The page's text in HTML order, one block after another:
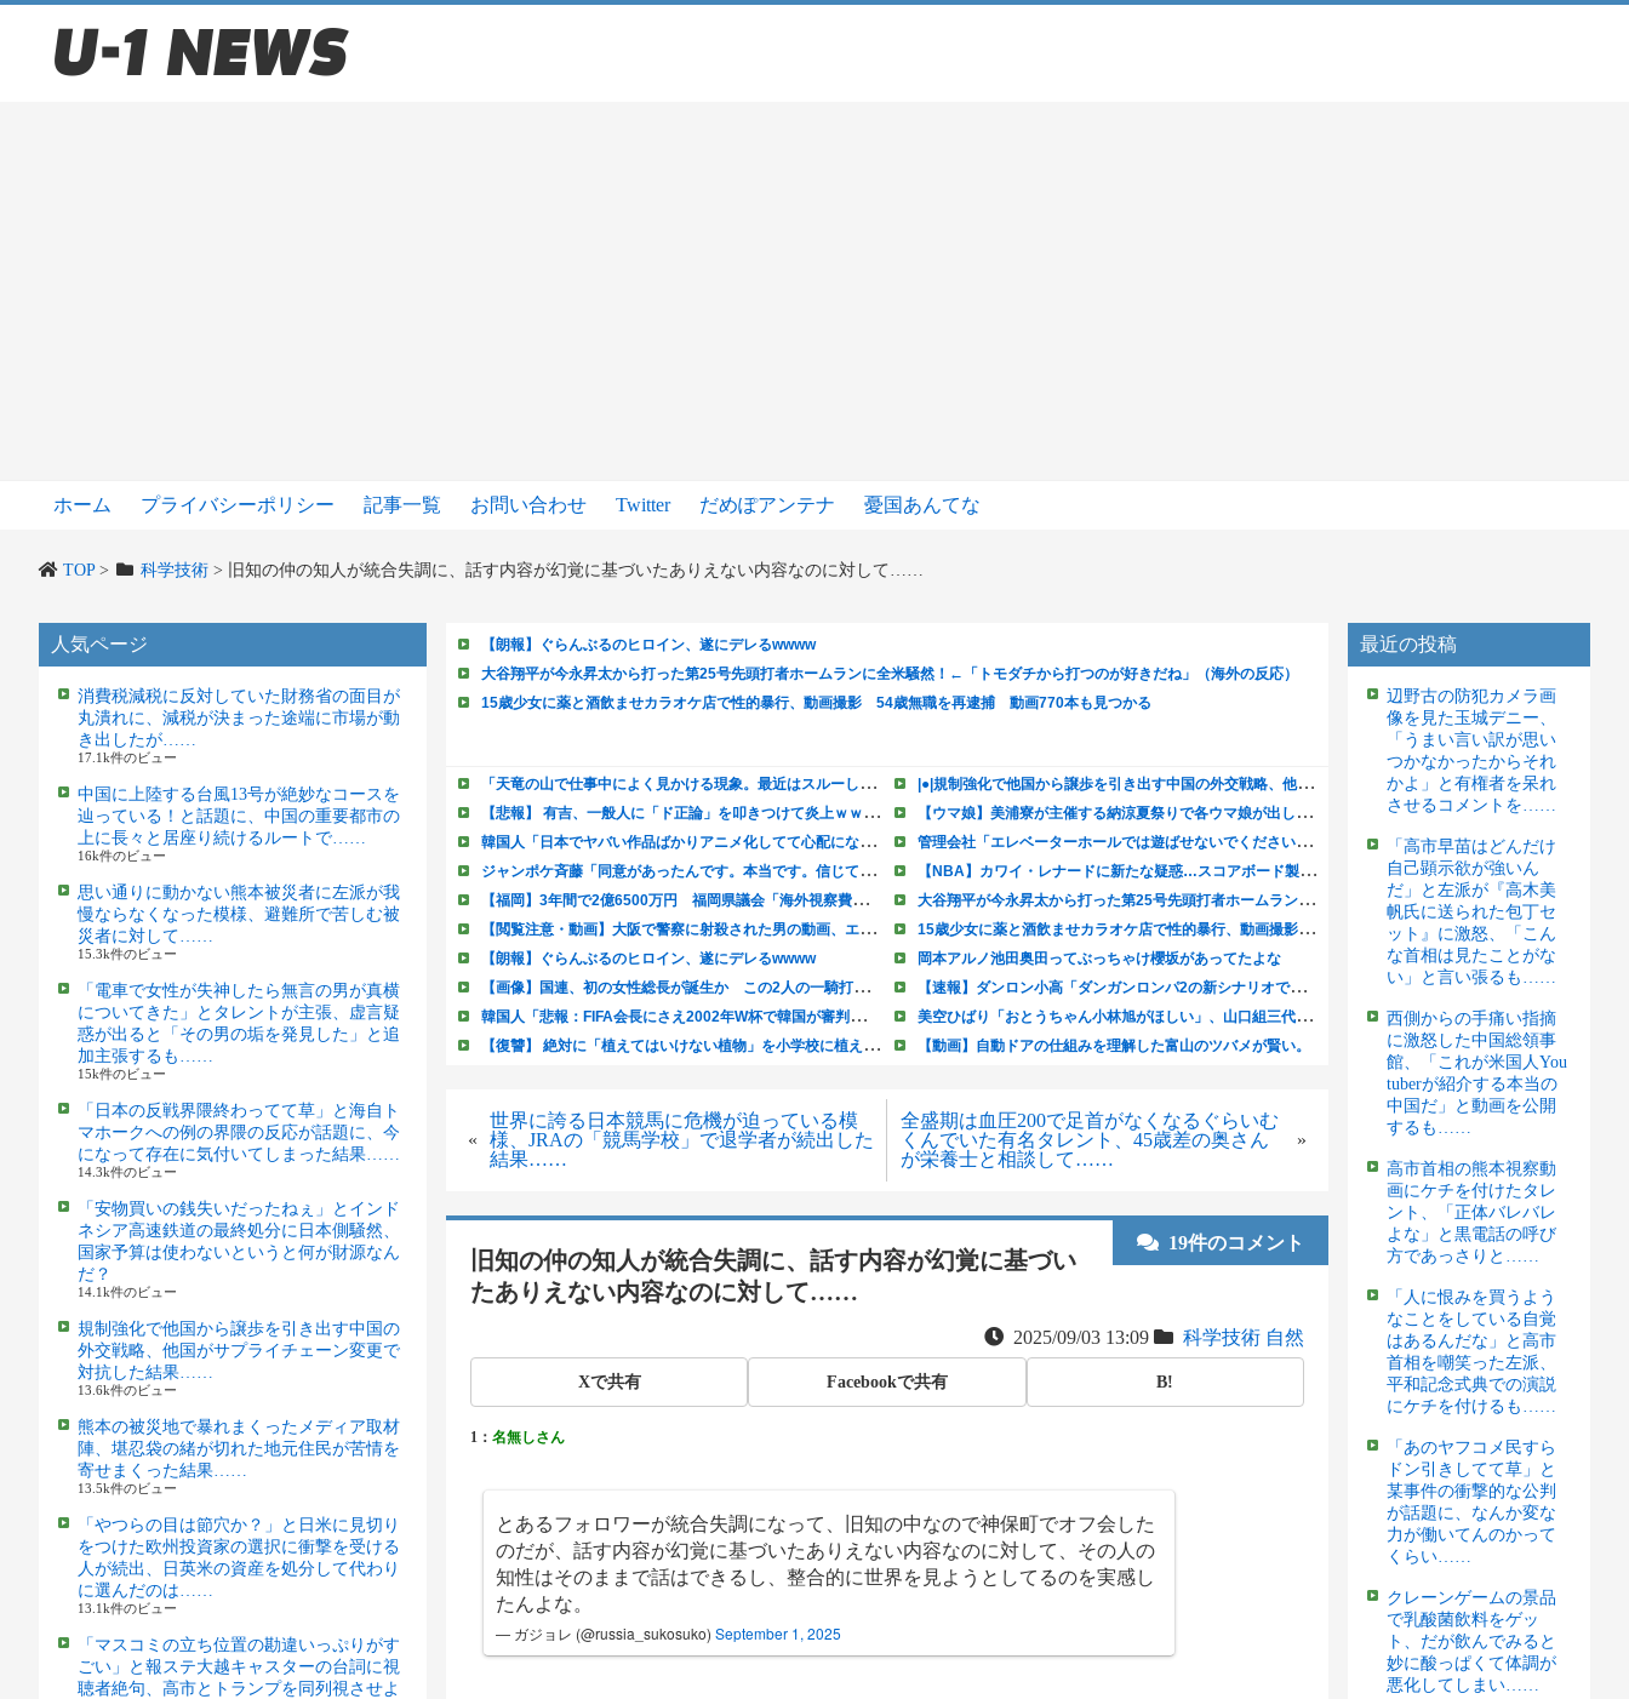
ホーム プライバシーポリシー 記事一覧 お問い合わせ Twitter だめぽアンテナ 憂国あんてな
TOP> 科学技術> 旧知の仲の知人が統合失調に、話す内容が幻覚に基づいたありえない内容なのに対して……
人気ページ
消費税減税に反対していた財務省の面目が
丸潰れに、減税が決まった途端に市場が動
き出したが……
17.1k件のビュー
中国に上陸する台風13号が絶妙なコースを
辿っている！と話題に、中国の重要都市の
上に長々と居座り続けるルートで……
16k件のビュー
思い通りに動かない熊本被災者に左派が我
慢ならなくなった模様、避難所で苦しむ被
災者に対して……
15.3k件のビュー
「電車で女性が失神したら無言の男が真横
についてきた」とタレントが主張、虚言疑
惑が出ると「その男の垢を発見した」と追
加主張するも……
15k件のビュー
「日本の反戦界隈終わってて草」と海自ト
マホークへの例の界隈の反応が話題に、今
になって存在に気付いてしまった結果……
14.3k件のビュー
「安物買いの銭失いだったねぇ」とインド
ネシア高速鉄道の最終処分に日本側騒然、
国家予算は使わないというと何が財源なん
だ？
14.1k件のビュー
規制強化で他国から譲歩を引き出す中国の
外交戦略、他国がサプライチェーン変更で
対抗した結果……
13.6k件のビュー
熊本の被災地で暴れまくったメディア取材
陣、堪忍袋の緒が切れた地元住民が苦情を
寄せまくった結果……
13.5k件のビュー
「やつらの目は節穴か？」と日米に見切り
をつけた欧州投資家の選択に衝撃を受ける
人が続出、日英米の資産を処分して代わり
に選んだのは……
13.1k件のビュー
「マスコミの立ち位置の勘違いっぷりがす
ごい」と報ステ大越キャスターの台詞に視
聴者絶句、高市とトランプを同列視させよ
«
世界に誇る日本競馬に危機が迫っている模
様、JRAの「競馬学校」で退学者が続出した
結果……
全盛期は血圧200で足首がなくなるぐらいむ
くんでいた有名タレント、45歳差の奥さん
が栄養士と相談して……
»
19件のコメント
旧知の仲の知人が統合失調に、話す内容が幻覚に基づい
たありえない内容なのに対して……
2025/09/03 13:09 科学技術 自然
Xで共有 Facebookで共有 B!
1： 名無しさん
とあるフォロワーが統合失調になって、旧知の中なので神保町でオフ会した
のだが、話す内容が幻覚に基づいたありえない内容なのに対して、その人の
知性はそのままで話はできるし、整合的に世界を見ようとしてるのを実感し
たんよな。
— ガジョレ (@russia_sukosuko) September 1, 2025
最近の投稿
辺野古の防犯カメラ画
像を見た玉城デニー、
「うまい言い訳が思い
つかなかったからそれ
かよ」と有権者を呆れ
させるコメントを……
「高市早苗はどんだけ
自己顕示欲が強いん
だ」と左派が『高木美
帆氏に送られた包丁セ
ット』に激怒、「こん
な首相は見たことがな
い」と言い張るも……
西側からの手痛い指摘
に激怒した中国総領事
館、「これが米国人You
tuberが紹介する本当の
中国だ」と動画を公開
するも……
高市首相の熊本視察動
画にケチを付けたタレ
ント、「正体バレバレ
よな」と黒電話の呼び
方であっさりと……
「人に恨みを買うよう
なことをしている自覚
はあるんだな」と高市
首相を嘲笑った左派、
平和記念式典での演説
にケチを付けるも……
「あのヤフコメ民すら
ドン引きしてて草」と
某事件の衝撃的な公判
が話題に、なんか変な
力が働いてんのかって
くらい……
クレーンゲームの景品
で乳酸菌飲料をゲッ
ト、だが飲んでみると
妙に酸っぱくて体調が
悪化してしまい……